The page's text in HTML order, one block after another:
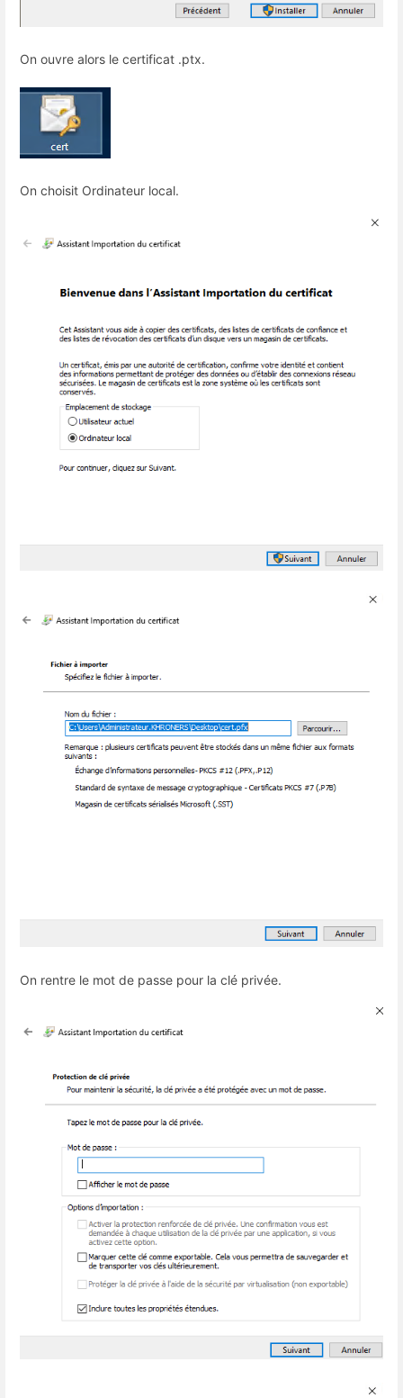
On ouvre alors le certificat .ptx.
On choisit Ordinateur local.
On rentre le mot de passe pour la clé privée.